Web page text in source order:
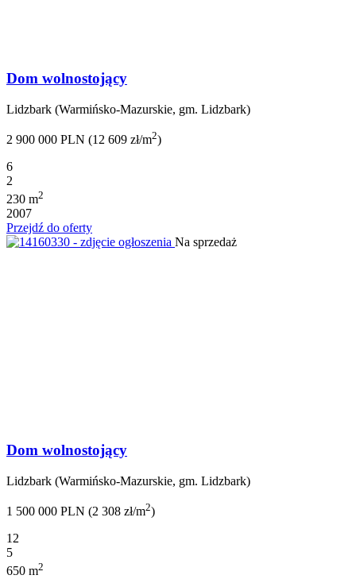
Dom wolnostojący
Lidzbark (Warmińsko-Mazurskie, gm. Lidzbark)
2 900 000 PLN (12 609 zł/m2)
6
2
230 m2
2007
Przejdź do oferty
Na sprzedaż
Dom wolnostojący
Lidzbark (Warmińsko-Mazurskie, gm. Lidzbark)
1 500 000 PLN (2 308 zł/m2)
12
5
650 m2